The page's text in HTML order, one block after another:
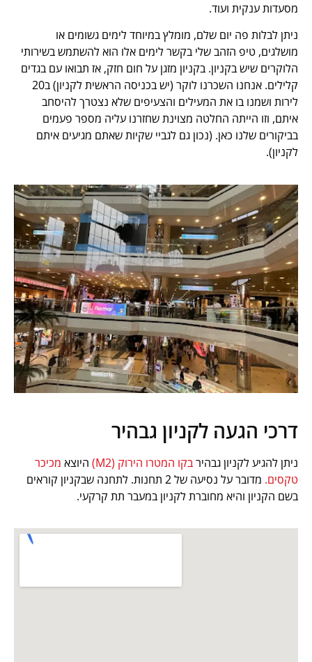
מסעדות ענקית ועוד.
ניתן לבלות פה יום שלם, מומלץ במיוחד לימים גשומים או
מושלגים, טיפ הזהב שלי בקשר לימים אלו הוא להשתמש בשירותי
הלוקרים שיש בקניון. בקניון מזגן על חום חזק, אז תבואו עם בגדים
קלילים. אנחנו השכרנו לוקר (יש בכניסה הראשית לקניון) ב20
לירות ושמנו בו את המעילים והצעיפים שלא נצטרך להיסחב
איתם, וזו הייתה החלטה מצוינת שחזרנו עליה מספר פעמים
בביקורים שלנו כאן. (נכון גם לגביי שקיות שאתם מגיעים איתם
לקניון).
דרכי הגעה לקניון גבהיר
ניתן להגיע לקניון גבהירבקו המטרו הירוק (M2) היוצא מכיכר
טקסים.
מדובר על נסיעה של 2 תחנות. לתחנה שבקניון קוראים
בשם הקניון והיא מחוברת לקניון במעבר תת קרקעי.